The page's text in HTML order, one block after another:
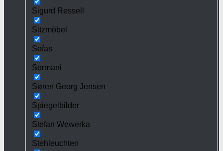
Sigurd Ressell
Sitzmöbel
Sofas
Sormani
Søren Georg Jensen
Spiegelbilder
Stefan Wewerka
Stehleuchten